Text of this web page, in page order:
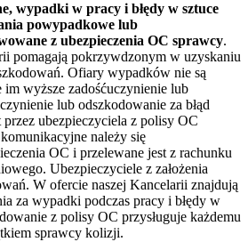
wypadki w pracy i błędy w sztuce
powypadkowe lub
z ubezpieczenia OC sprawcy.
pomagają pokrzywdzonym w uzyskaniu
Ofiary wypadków nie są
im wyższe zadośćuczynienie lub
lub odszkodowanie za błąd
przez ubezpieczyciela z polisy OC
należy się
OC i przelewane jest z rachunku
Ubezpieczyciele z założenia
W ofercie naszej Kancelarii znajdują
za wypadki podczas pracy i błędy w
z polisy OC przysługuje każdemu
sprawcy kolizji.